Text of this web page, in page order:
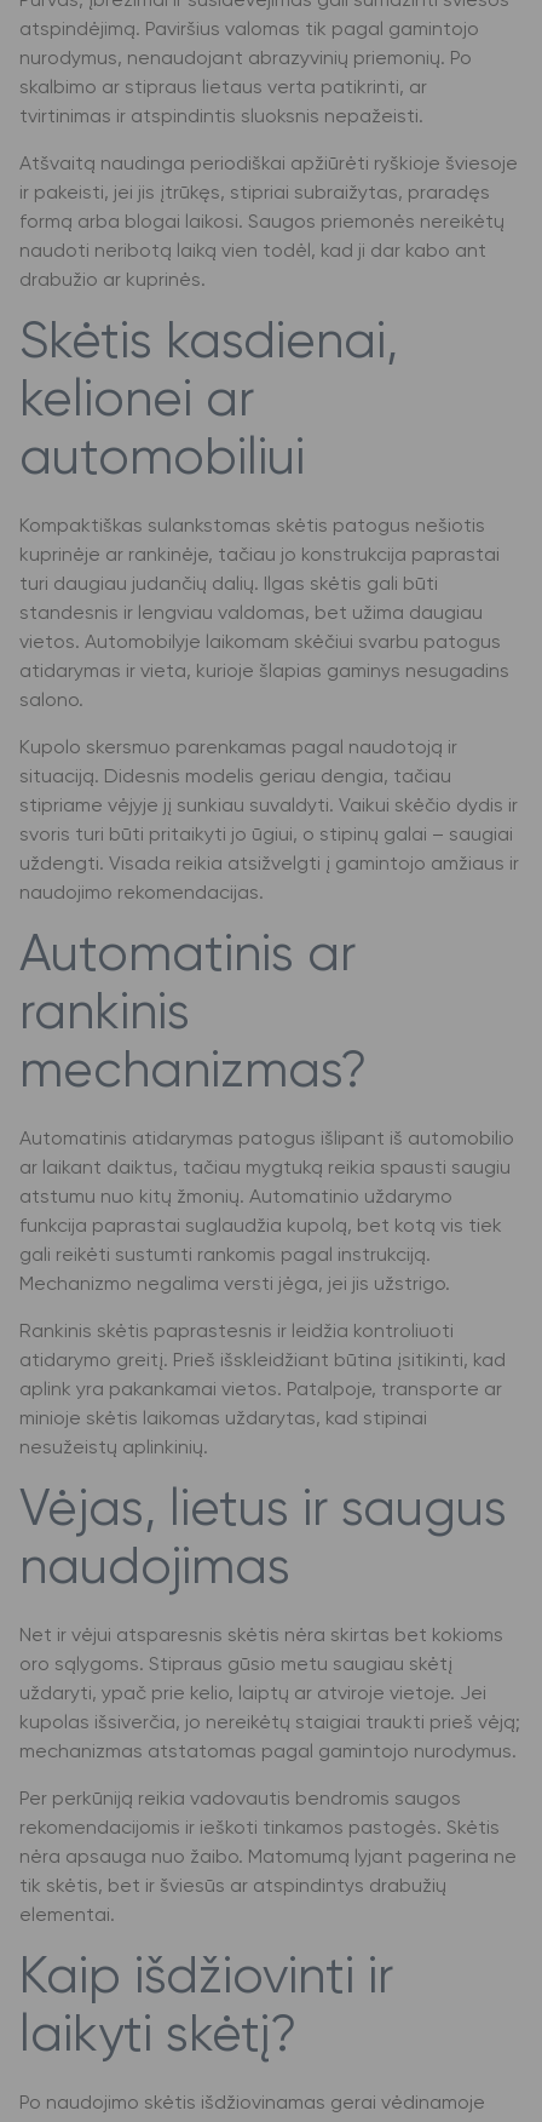
atspindėjimą. Paviršius valomas tik pagal gamintojo
nurodymus, nenaudojant abrazyvinių priemonių. Po
skalbimo ar stipraus lietaus verta patikrinti, ar
tvirtinimas ir atspindintis sluoksnis nepažeisti.
Atšvaitą naudinga periodiškai apžiūrėti ryškioje šviesoje
ir pakeisti, jei jis įtrūkęs, stipriai subraižytas, praradęs
formą arba blogai laikosi. Saugos priemonės nereikėtų
naudoti neribotą laiką vien todėl, kad ji dar kabo ant
drabužio ar kuprinės.
Skėtis kasdienai,
kelionei ar
automobiliui
Kompaktiškas sulankstomas skėtis patogus nešiotis
kuprinėje ar rankinėje, tačiau jo konstrukcija paprastai
turi daugiau judančių dalių. Ilgas skėtis gali būti
standesnis ir lengviau valdomas, bet užima daugiau
vietos. Automobilyje laikomam skėčiui svarbu patogus
atidarymas ir vieta, kurioje šlapias gaminys nesugadins
salono.
Kupolo skersmuo parenkamas pagal naudotoją ir
situaciją. Didesnis modelis geriau dengia, tačiau
stipriame vėjyje jį sunkiau suvaldyti. Vaikui skėčio dydis ir
svoris turi būti pritaikyti jo ūgiui, o stipinų galai – saugiai
uždengti. Visada reikia atsižvelgti į gamintojo amžiaus ir
naudojimo rekomendacijas.
Automatinis ar
rankinis
mechanizmas?
Automatinis atidarymas patogus išlipant iš automobilio
ar laikant daiktus, tačiau mygtuką reikia spausti saugiu
atstumu nuo kitų žmonių. Automatinio uždarymo
funkcija paprastai suglaudžia kupolą, bet kotą vis tiek
gali reikėti sustumti rankomis pagal instrukciją.
Mechanizmo negalima versti jėga, jei jis užstrigo.
Rankinis skėtis paprastesnis ir leidžia kontroliuoti
atidarymo greitį. Prieš išskleidžiant būtina įsitikinti, kad
aplink yra pakankamai vietos. Patalpoje, transporte ar
minioje skėtis laikomas uždarytas, kad stipinai
nesužeistų aplinkinių.
Vėjas, lietus ir saugus
naudojimas
Net ir vėjui atsparesnis skėtis nėra skirtas bet kokioms
oro sąlygoms. Stipraus gūsio metu saugiau skėtį
uždaryti, ypač prie kelio, laiptų ar atviroje vietoje. Jei
kupolas išsiverčia, jo nereikėtų staigiai traukti prieš vėją;
mechanizmas atstatomas pagal gamintojo nurodymus.
Per perkūniją reikia vadovautis bendromis saugos
rekomendacijomis ir ieškoti tinkamos pastogės. Skėtis
nėra apsauga nuo žaibo. Matomumą lyjant pagerina ne
tik skėtis, bet ir šviesūs ar atspindintys drabužių
elementai.
Kaip išdžiovinti ir
laikyti skėtį?
Po naudojimo skėtis išdžiovinamas gerai vėdinamoje